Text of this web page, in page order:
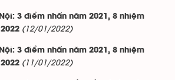
3 điểm nhấn năm 2021, 8 nhiệm
(12/01/2022)
3 điểm nhấn năm 2021, 8 nhiệm
(11/01/2022)